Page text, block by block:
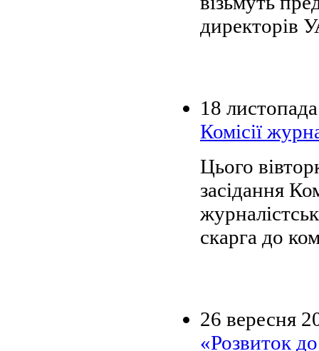
директорів
18
Комісії
Цього
засідання
скарга до
26 вересня
«Розвиток